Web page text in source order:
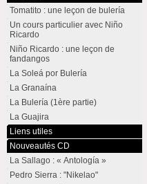
Tomatito : une leçon de bulería
Un cours particulier avec Niño
Ricardo
Niño Ricardo : une leçon de
fandangos
La Soleá por Bulería
La Granaína
La Bulería (1ère partie)
La Guajira
Liens utiles
Nouveautés CD
La Sallago : « Antología »
Pedro Sierra : "Nikelao"